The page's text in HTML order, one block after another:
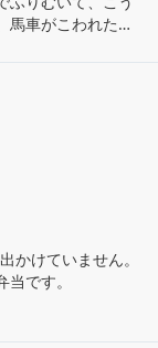
馬車がこわれたよ
かけていません。
です。